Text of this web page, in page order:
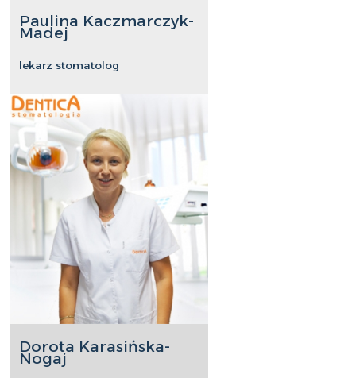
Paulina Kaczmarczyk-
Madej
lekarz stomatolog
Dorota Karasińska-
Nogaj